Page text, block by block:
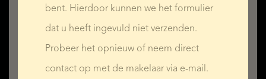
bent. Hierdoor kunnen we het formulier
dat u heeft ingevuld niet verzenden.
Probeer het opnieuw of neem direct
contact op met de makelaar via e-mail.